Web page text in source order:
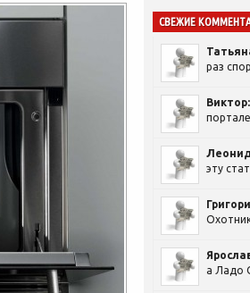
СВЕЖИЕ
раз
Виктор:
эту
а Ладо